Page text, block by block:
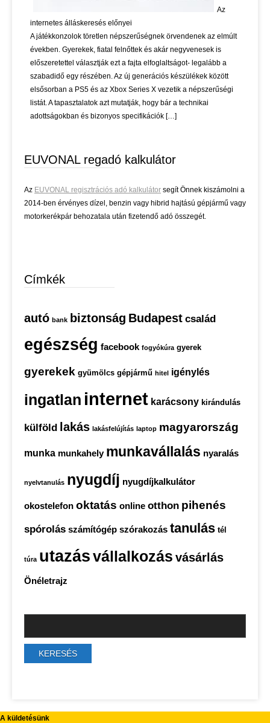
Az
internetes álláskeresés előnyei
A játékkonzolok töretlen népszerűségnek örvendenek az elmúlt
években. Gyerekek, fiatal felnőttek és akár negyvenesek is
előszeretettel választják ezt a fajta elfoglaltságot- legalább a
szabadidő egy részében. Az új generációs készülékek között
elsősorban a PS5 és az Xbox Series X vezetik a népszerűségi
listát. A tapasztalatok azt mutatják, hogy bár a technikai
adottságokban és bizonyos specifikációk […]
EUVONAL regadó kalkulátor
Az EUVONAL regisztrációs adó kalkulátor segít Önnek kiszámolni a
2014-ben érvényes dízel, benzin vagy hibrid hajtású gépjármű vagy
motorkerékpár behozatala után fizetendő adó összegét.
Címkék
autó bank biztonság Budapest család
egészség facebook fogyókúra gyerek
gyerekek gyümölcs gépjármű hitel igénylés
ingatlan internet karácsony kirándulás
külföld lakás lakásfelújítás laptop magyarország
munka munkahely munkavállalás nyaralás
nyelvtanulás nyugdíj nyugdíjkalkulátor
okostelefon oktatás online otthon pihenés
spórolás számítógép szórakozás tanulás tél
túra utazásvállalkozás vásárlás
Önéletrajz
A küldetésünk